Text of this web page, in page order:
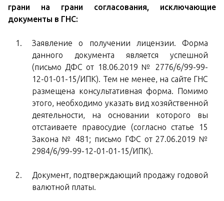
грани на грани согласования, исключающие
документы в ГНС:
Заявление о получении лицензии. Форма
данного документа является успешной
(письмо ДФС от 18.06.2019 № 2776/6/99-99-
12-01-01-15/ИПК). Тем не менее, на сайте ГНС
размещена консультативная форма. Помимо
этого, необходимо указать вид хозяйственной
деятельности, на основании которого вы
отстаиваете правосудие (согласно статье 15
Закона № 481; письмо ГФС от 27.06.2019 №
2984/6/99-99-12-01-01-15/ИПК).
Документ, подтверждающий продажу годовой
валютной платы.